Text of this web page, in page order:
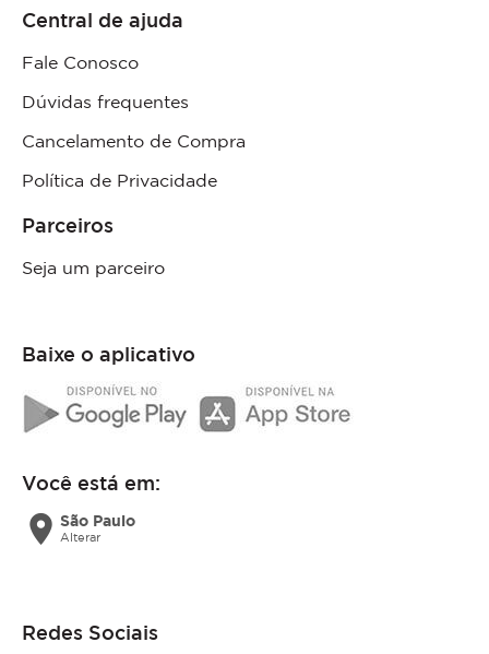
Central de ajuda
Fale Conosco
Dúvidas frequentes
Cancelamento de Compra
Política de Privacidade
Parceiros
Seja um parceiro
Baixe o aplicativo
Você está em:
location_on São Paulo
Alterar
Redes Sociais